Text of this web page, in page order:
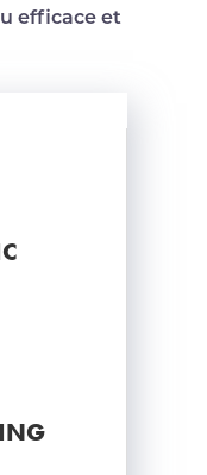
efficace et